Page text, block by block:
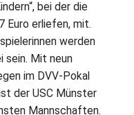
bei der die
Euro erliefen, mit.
werden
sein. Mit neun
im DVV-Pokal
der USC Münster
Mannschaften.